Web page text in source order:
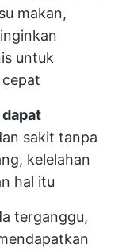
makan,
untuk
sakit tanpa
kelelahan
hal itu
terganggu,